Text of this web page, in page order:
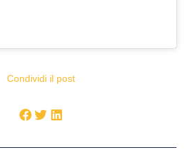
Condividi il post